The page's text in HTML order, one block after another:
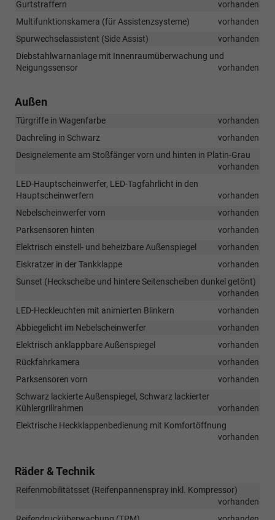
Gurtstraffern
vorhanden
Multifunktionskamera (für Assistenzsysteme)
vorhanden
Spurwechselassistent (Side Assist)
vorhanden
Diebstahlwarnanlage mit Innenraumüberwachung und
Neigungssensor
vorhanden
Außen
Türgriffe in Wagenfarbe
vorhanden
Dachreling in Schwarz
vorhanden
Designelemente am Stoßfänger vorn und hinten in Platin-Grau
vorhanden
LED-Hauptscheinwerfer, LED-Tagfahrlicht in den
Hauptscheinwerfern
vorhanden
Nebelscheinwerfer vorn
vorhanden
Parksensoren hinten
vorhanden
Elektrisch einstell- und beheizbare Außenspiegel
vorhanden
Eiskratzer in der Tankklappe
vorhanden
Sunset (Heckscheibe und hintere Seitenscheiben dunkel getönt)
vorhanden
LED-Heckleuchten mit animierten Blinkern
vorhanden
Abbiegelicht im Nebelscheinwerfer
vorhanden
Elektrisch anklappbare Außenspiegel
vorhanden
Rückfahrkamera
vorhanden
Parksensoren vorn
vorhanden
Schwarz lackierte Außenspiegel, Schwarz lackierter
Kühlergrillrahmen
vorhanden
Elektrische Heckklappenbedienung mit Komfortöffnung
vorhanden
Räder & Technik
Reifenmobilitätsset (Reifenpannenspray inkl. Kompressor)
vorhanden